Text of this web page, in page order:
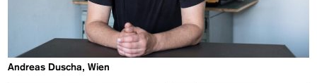
Andreas Duscha, Wien